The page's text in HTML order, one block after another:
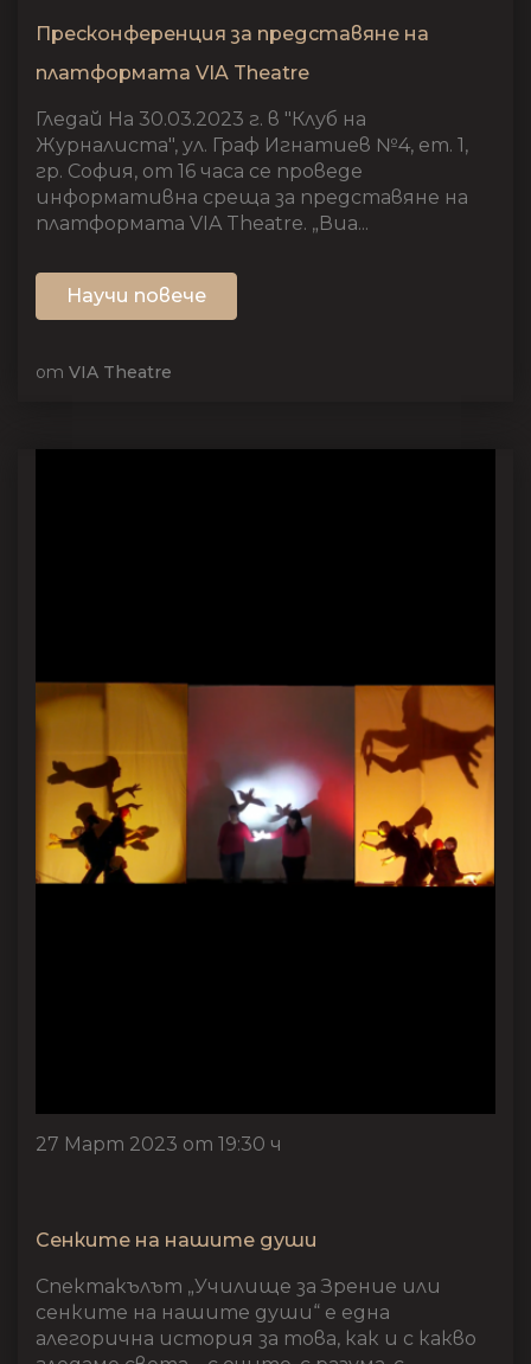
Пресконференция за представяне на
платформата VIA Theatre
Гледай На 30.03.2023 г. в "Клуб на
Журналиста", ул. Граф Игнатиев №4, ет. 1,
гр. София, от 16 часа се проведе
информативна среща за представяне на
платформата VIA Theatre. „Виа...
Научи повече
от VIA Theatre
27 Март 2023 от 19:30 ч
Сенките на нашите души
Спектакълът „Училище за Зрение или
сенките на нашите души“ е една
алегорична история за това, как и с какво